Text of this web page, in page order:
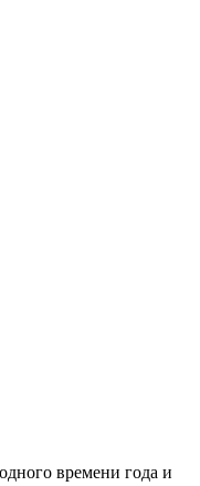
времени года и